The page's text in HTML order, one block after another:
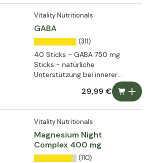
Vitality Nutritionals
GABA
(311)
40 Sticks - GABA 750 mg
Sticks - natürliche
Unterstützung bei innerer
29,99 €
Vitality Nutritionals
Magnesium Night
Complex 400 mg
(110)